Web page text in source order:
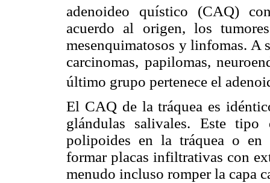
adenoideo quístico (CAQ)
acuerdo al origen, los
mesenquimatosos y linfomas. A
carcinomas, papilomas,
último grupo pertenece el
El CAQ de la tráquea es
glándulas salivales. Este tipo
polipoides en la tráquea o en
formar placas infiltrativas con
menudo incluso romper la capa